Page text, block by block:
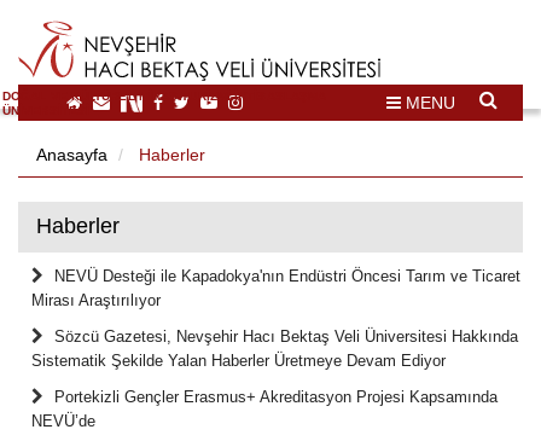
DOĞAL VE KÜLTÜREL MİRAS TURİZMİ İHTİSASLAŞMA
ÜNİVERSİTESİ
MENU
Anasayfa Haberler
Haberler
NEVÜ Desteği ile Kapadokya'nın Endüstri Öncesi Tarım ve Ticaret
Mirası Araştırılıyor
Sözcü Gazetesi, Nevşehir Hacı Bektaş Veli Üniversitesi Hakkında
Sistematik Şekilde Yalan Haberler Üretmeye Devam Ediyor
Portekizli Gençler Erasmus+ Akreditasyon Projesi Kapsamında
NEVÜ’de